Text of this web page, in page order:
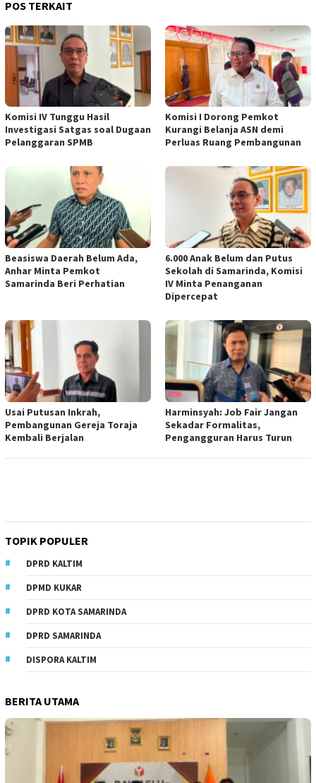
POS TERKAIT
Komisi IV Tunggu Hasil
Investigasi Satgas soal Dugaan
Pelanggaran SPMB
Komisi I Dorong Pemkot
Kurangi Belanja ASN demi
Perluas Ruang Pembangunan
Beasiswa Daerah Belum Ada,
Anhar Minta Pemkot
Samarinda Beri Perhatian
6.000 Anak Belum dan Putus
Sekolah di Samarinda, Komisi
IV Minta Penanganan
Dipercepat
Usai Putusan Inkrah,
Pembangunan Gereja Toraja
Kembali Berjalan
Harminsyah: Job Fair Jangan
Sekadar Formalitas,
Pengangguran Harus Turun
TOPIK POPULER
DPRD KALTIM
DPMD KUKAR
DPRD KOTA SAMARINDA
DPRD SAMARINDA
DISPORA KALTIM
BERITA UTAMA